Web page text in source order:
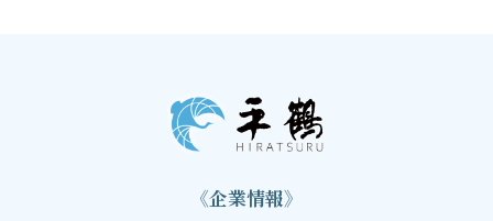
《企業情報》